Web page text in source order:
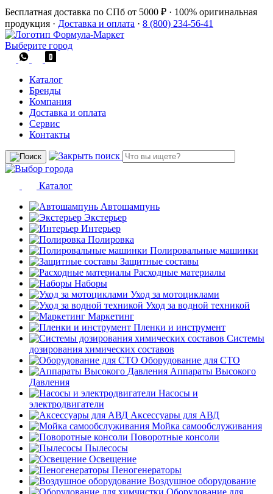
Бесплатная доставка по СПб от 5000 ₽ · 100% оригинальная
продукция · Доставка и оплата · 8 (800) 234-56-41
Выберите город
Каталог
Бренды
Компания
Доставка и оплата
Сервис
Контакты
Каталог
Автошампунь
Экстерьер
Интерьер
Полировка
Полировальные машинки
Защитные составы
Расходные материалы
Наборы
Уход за мотоциклами
Уход за водной техникой
Маркетинг
Пленки и инструмент
Системы
дозирования химических составов
Оборудование для СТО
Аппараты Высокого
Давления
Насосы и
электродвигатели
Аксессуары для АВД
Мойка самообслуживания
Поворотные консоли
Пылесосы
Освещение
Пеногенераторы
Воздушное оборудование
Оборудование для